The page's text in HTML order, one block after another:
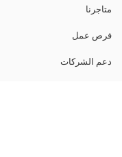
متاجرنا
فرص عمل
دعم الشركات